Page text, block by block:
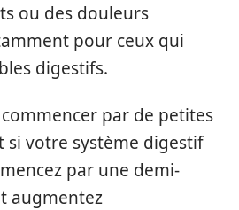
ou des douleurs
pour ceux qui
digestifs.
par de petites
votre système digestif
par une demi-
augmentez